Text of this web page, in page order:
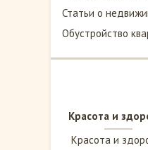
Статьи о
Обустройство
Красота и
Красота и